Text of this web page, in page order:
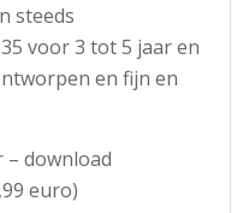
steeds
voor 3 tot 5 jaar en
en fijn en
– download
euro)